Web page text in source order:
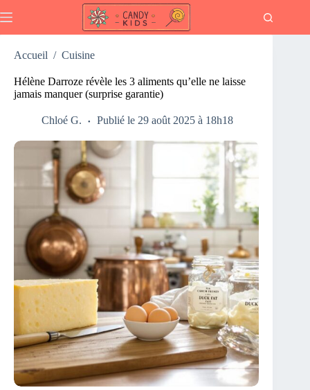
au
Accueil / Cuisine
Hélène Darroze révèle les 3 aliments qu’elle ne laisse
jamais manquer (surprise garantie)
Chloé G. Publié le 29 août 2025 à 18h18